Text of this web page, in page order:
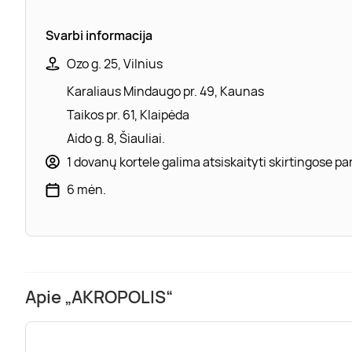
Svarbi informacija
Ozo g. 25, Vilnius
Karaliaus Mindaugo pr. 49, Kaunas
Taikos pr. 61, Klaipėda
Aido g. 8, Šiauliai.
1 dovanų kortele galima atsiskaityti skirtingose
6 mėn.
Apie „AKROPOLIS“